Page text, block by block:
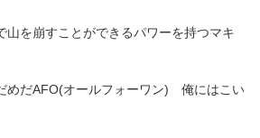
山を崩すことができるパワーを持つマキ
めだAFO(オールフォーワン) 俺にはこい